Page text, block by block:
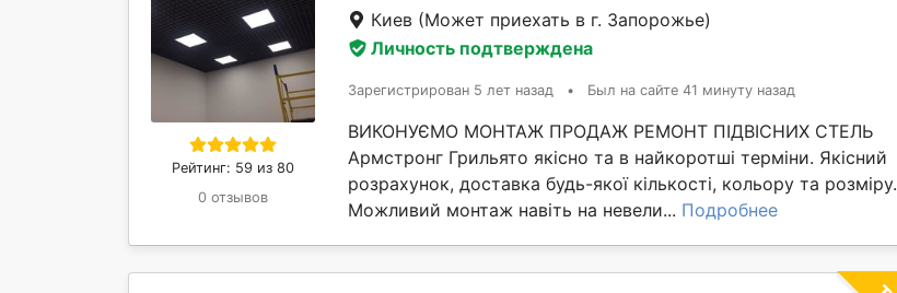
Рейтинг: 59 из 80
0 отзывов
Киев (Может приехать в г. Запорожье)
Личность подтверждена
Зарегистрирован 5 лет назад • Был на сайте 41 минуту назад
ВИКОНУЄМО МОНТАЖ ПРОДАЖ РЕМОНТ ПІДВІСНИХ СТЕЛЬ
Армстронг Грильято якісно та в найкоротші терміни. Якісний
розрахунок, доставка будь-якої кількості, кольору та розміру.
Можливий монтаж навіть на невели... Подробнее